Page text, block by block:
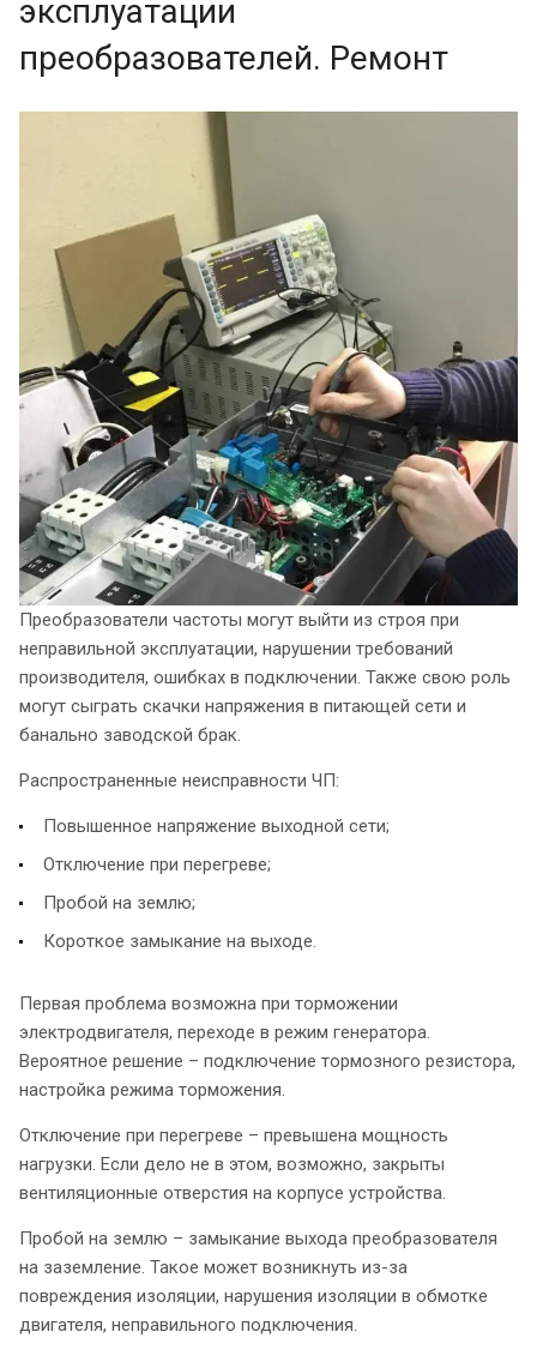
эксплуатации
преобразователей. Ремонт
Преобразователи частоты могут выйти из строя при
неправильной эксплуатации, нарушении требований
производителя, ошибках в подключении. Также свою роль
могут сыграть скачки напряжения в питающей сети и
банально заводской брак.
Распространенные неисправности ЧП:
Повышенное напряжение выходной сети;
Отключение при перегреве;
Пробой на землю;
Короткое замыкание на выходе.
Первая проблема возможна при торможении
электродвигателя, переходе в режим генератора.
Вероятное решение – подключение тормозного резистора,
настройка режима торможения.
Отключение при перегреве – превышена мощность
нагрузки. Если дело не в этом, возможно, закрыты
вентиляционные отверстия на корпусе устройства.
Пробой на землю – замыкание выхода преобразователя
на заземление. Такое может возникнуть из-за
повреждения изоляции, нарушения изоляции в обмотке
двигателя, неправильного подключения.